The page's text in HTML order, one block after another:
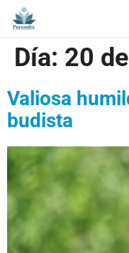
Día: 20
Valiosa
budista